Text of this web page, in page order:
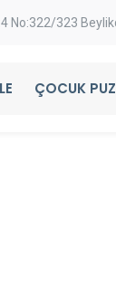
No:322/323
ÇOCUK